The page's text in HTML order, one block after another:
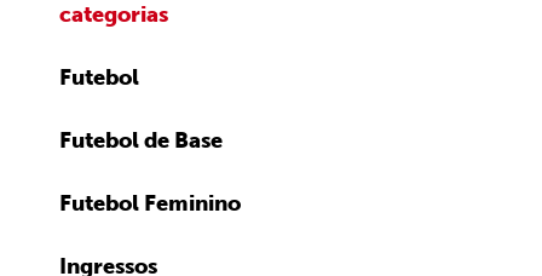
categorias
Futebol
Futebol de Base
Futebol Feminino
Ingressos